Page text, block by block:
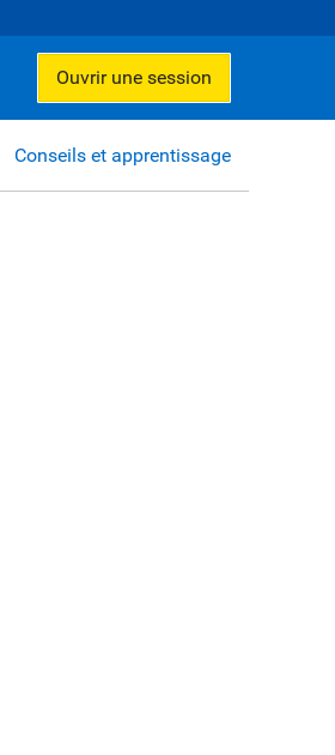
Ouvrir une session
Conseils et apprentissage